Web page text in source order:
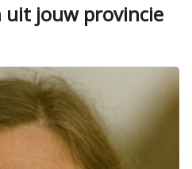
uit jouw provincie